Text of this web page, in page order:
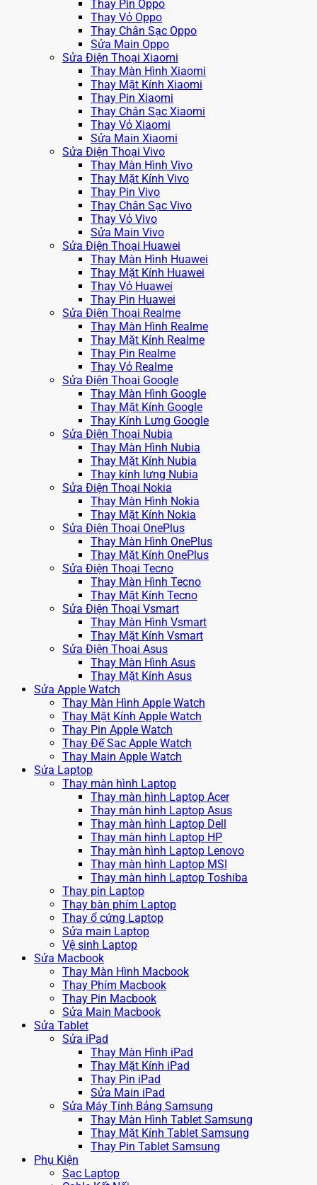
Thay Pin Oppo
Thay Vỏ Oppo
Thay Chân Sạc Oppo
Sửa Main Oppo
Sửa Điện Thoại Xiaomi
Thay Màn Hình Xiaomi
Thay Mặt Kính Xiaomi
Thay Pin Xiaomi
Thay Chân Sạc Xiaomi
Thay Vỏ Xiaomi
Sửa Main Xiaomi
Sửa Điện Thoại Vivo
Thay Màn Hình Vivo
Thay Mặt Kính Vivo
Thay Pin Vivo
Thay Chân Sạc Vivo
Thay Vỏ Vivo
Sửa Main Vivo
Sửa Điện Thoại Huawei
Thay Màn Hình Huawei
Thay Mặt Kính Huawei
Thay Vỏ Huawei
Thay Pin Huawei
Sửa Điện Thoại Realme
Thay Màn Hình Realme
Thay Mặt Kính Realme
Thay Pin Realme
Thay Vỏ Realme
Sửa Điện Thoại Google
Thay Màn Hình Google
Thay Mặt Kính Google
Thay Kính Lưng Google
Sửa Điện Thoại Nubia
Thay Màn Hình Nubia
Thay Mặt Kính Nubia
Thay kính lưng Nubia
Sửa Điện Thoại Nokia
Thay Màn Hình Nokia
Thay Mặt Kính Nokia
Sửa Điện Thoại OnePlus
Thay Màn Hình OnePlus
Thay Mặt Kính OnePlus
Sửa Điện Thoại Tecno
Thay Màn Hình Tecno
Thay Mặt Kính Tecno
Sửa Điện Thoại Vsmart
Thay Màn Hình Vsmart
Thay Mặt Kính Vsmart
Sửa Điện Thoại Asus
Thay Màn Hình Asus
Thay Mặt Kính Asus
Sửa Apple Watch
Thay Màn Hình Apple Watch
Thay Mặt Kính Apple Watch
Thay Pin Apple Watch
Thay Đế Sạc Apple Watch
Thay Main Apple Watch
Sửa Laptop
Thay màn hình Laptop
Thay màn hình Laptop Acer
Thay màn hình Laptop Asus
Thay màn hình Laptop Dell
Thay màn hình Laptop HP
Thay màn hình Laptop Lenovo
Thay màn hình Laptop MSI
Thay màn hình Laptop Toshiba
Thay pin Laptop
Thay bàn phím Laptop
Thay ổ cứng Laptop
Sửa main Laptop
Vệ sinh Laptop
Sửa Macbook
Thay Màn Hình Macbook
Thay Phím Macbook
Thay Pin Macbook
Sửa Main Macbook
Sửa Tablet
Sửa iPad
Thay Màn Hình iPad
Thay Mặt Kính iPad
Thay Pin iPad
Sửa Main iPad
Sửa Máy Tính Bảng Samsung
Thay Màn Hình Tablet Samsung
Thay Mặt Kính Tablet Samsung
Thay Pin Tablet Samsung
Phụ Kiện
Sạc Laptop